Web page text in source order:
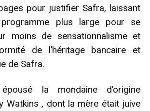
pour justifier Safra, laissant
plus large pour se
moins de sensationnalisme et
de l’héritage bancaire et
de Safra.
la mondaine d’origine
Watkins , dont la mère était juive